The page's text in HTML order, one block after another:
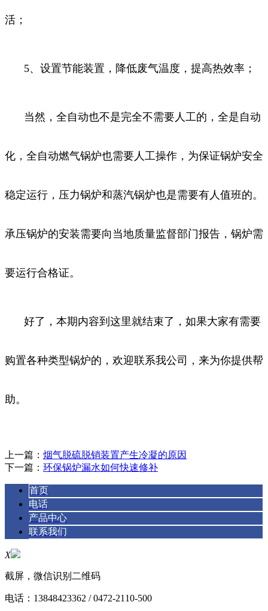
活；
5、设置节能装置，降低废气温度，提高热效率；
当然，全自动也不是完全不需要人工的，全是自动
化，全自动燃气锅炉也需要人工操作，为保证锅炉安全
稳定运行，压力锅炉和蒸汽锅炉也是需要有人值班的。
承压锅炉的安装需要向当地质量监督部门报告，锅炉需
要运行合格证。
好了，本期内容到这里就结束了，如果大家有需要
购置各种类型锅炉的，欢迎联系我公司，来为你提供帮
助。
上一篇： 烟气脱硫脱销装置产生冷凝的原因
下一篇： 环保锅炉漏水如何快速修补
首页
电话
产品中心
联系我们
X
截屏，微信识别二维码
电话： 13848423362 / 0472-2110-500